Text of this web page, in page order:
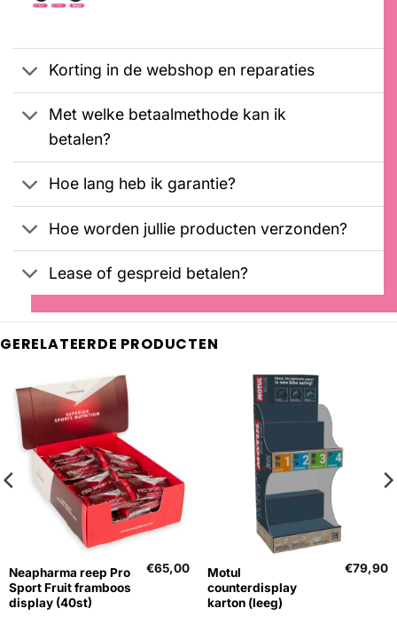
klantbeoordelingen
Korting in de webshop en reparaties
Met welke betaalmethode kan ik
betalen?
Hoe lang heb ik garantie?
Hoe worden jullie producten verzonden?
Lease of gespreid betalen?
GERELATEERDE PRODUCTEN
Neapharma reep Pro
Sport Fruit framboos
display (40st)
€65,00
Motul
counterdisplay
karton (leeg)
€79,90